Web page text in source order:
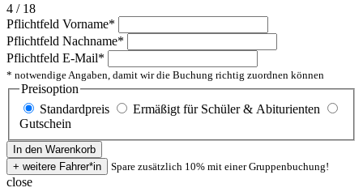
4 / 18
Pflichtfeld Vorname*
Pflichtfeld Nachname*
Pflichtfeld E-Mail*
* notwendige Angaben, damit wir die Buchung richtig zuordnen können
Preisoption
Standardpreis
Ermäßigt für Schüler & Abiturienten
Gutschein
Spare zusätzlich 10% mit einer Gruppenbuchung!
close